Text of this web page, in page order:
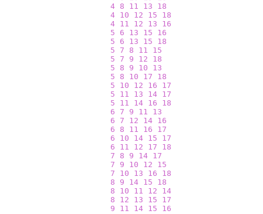
4 8 11 13
18
4 10 12 15
18
4 11 12 13
16
5
6 13 15
16
5
6 13 15
18
5
7 8 11
15
5
7 9 12
18
5
8 9 10
13
5
8 10 17
18
5
10 12 16
17
5
11 13 14 17
5
11 14 16
18
6
7 9 11
13
6
7 12 14 16
6
8 11 16
17
6
10 14 15
17
6
11 12 17
18
7
8 9 14 17
7
9 10 12
15
7
10 13 16
18
8
9 14 15
18
8
10 11 12
14
8
12 13 15
17
9
11 14 15 16